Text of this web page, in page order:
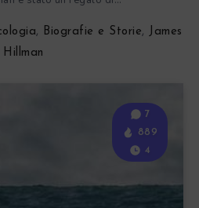
, Biografie e Storie, James
Hillman
7
889
4